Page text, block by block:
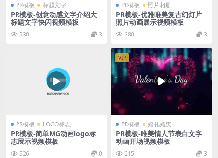
PR模板 标题文字
PR模板-创意动感文字介绍大
标题文字快闪视频模板
530 3
PR模板 照片相册
PR模板-优雅唯美复古幻灯片
照片动画展示视频模板
380 3
PR模板 LOGO标志
PR模板-简单MG动画logo标
志展示视频模板
526 0
VIP
PR模板 婚礼婚庆
PR模板-唯美情人节表白文字
动画开场视频模板
215 3